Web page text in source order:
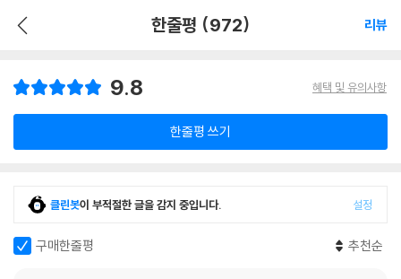
한줄평 (972) 리뷰
9.8 혜택 및 유의사항
한줄평 쓰기
클린봇이 부적절한 글을 감지 중입니다. 설정
구매한줄평 추천순